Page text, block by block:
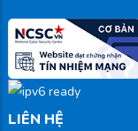
LIÊN HỆ